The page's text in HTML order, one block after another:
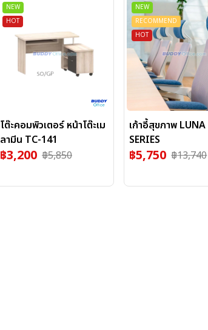
NEW
HOT
โต๊ะคอมพิวเตอร์ หน้าโต๊ะเม
ลามีน TC-141
฿3,200 ฿5,850
NEW
RECOMMEND
HOT
เก้าอี้สุขภาพ LUNA
SERIES
฿5,750 ฿13,740